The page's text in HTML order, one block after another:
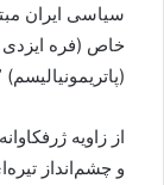
سیاسی ایران
خاص (فره ایزدی
از زاویه
و چشم‌انداز